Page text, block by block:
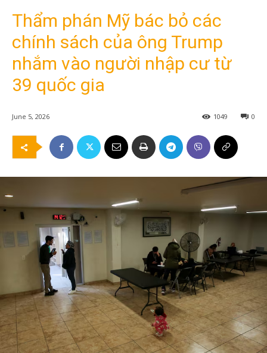
Thẩm phán Mỹ bác bỏ các
chính sách của ông Trump
nhắm vào người nhập cư từ
39 quốc gia
June 5, 2026 0
1049